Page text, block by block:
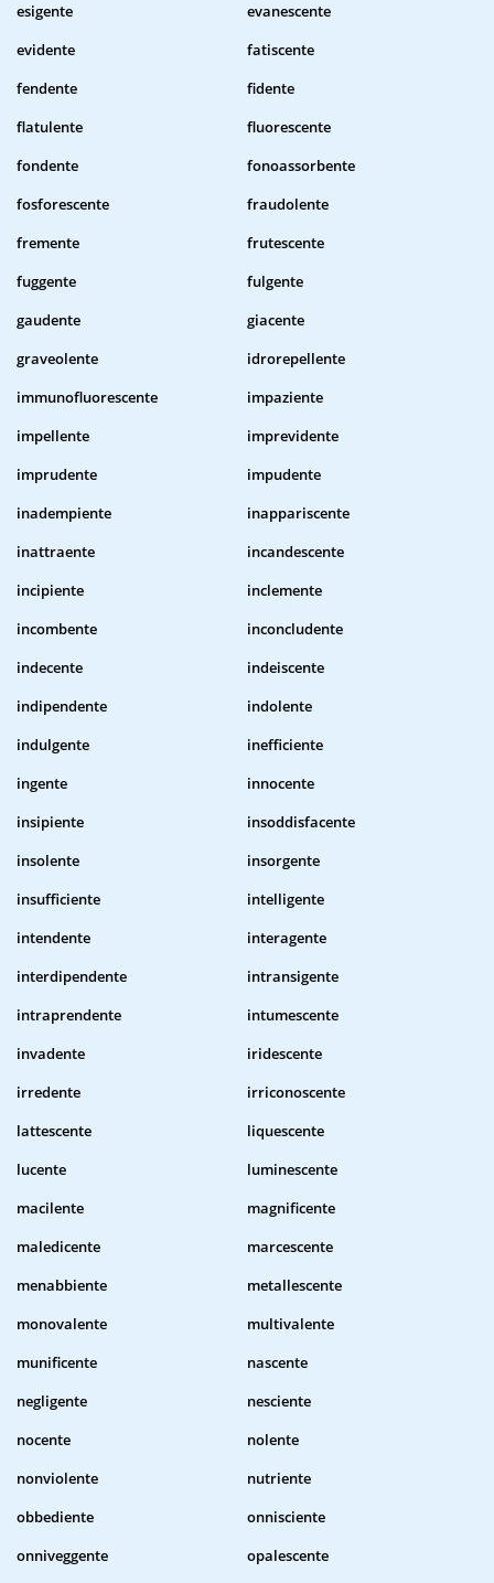
esigente
evanescente
evidente
fatiscente
fendente
fidente
flatulente
fluorescente
fondente
fonoassorbente
fosforescente
fraudolente
fremente
frutescente
fuggente
fulgente
gaudente
giacente
graveolente
idrorepellente
immunofluorescente
impaziente
impellente
imprevidente
imprudente
impudente
inadempiente
inappariscente
inattraente
incandescente
incipiente
inclemente
incombente
inconcludente
indecente
indeiscente
indipendente
indolente
indulgente
inefficiente
ingente
innocente
insipiente
insoddisfacente
insolente
insorgente
insufficiente
intelligente
intendente
interagente
interdipendente
intransigente
intraprendente
intumescente
invadente
iridescente
irredente
irriconoscente
lattescente
liquescente
lucente
luminescente
macilente
magnificente
maledicente
marcescente
menabbiente
metallescente
monovalente
multivalente
munificente
nascente
negligente
nesciente
nocente
nolente
nonviolente
nutriente
obbediente
onnisciente
onniveggente
opalescente